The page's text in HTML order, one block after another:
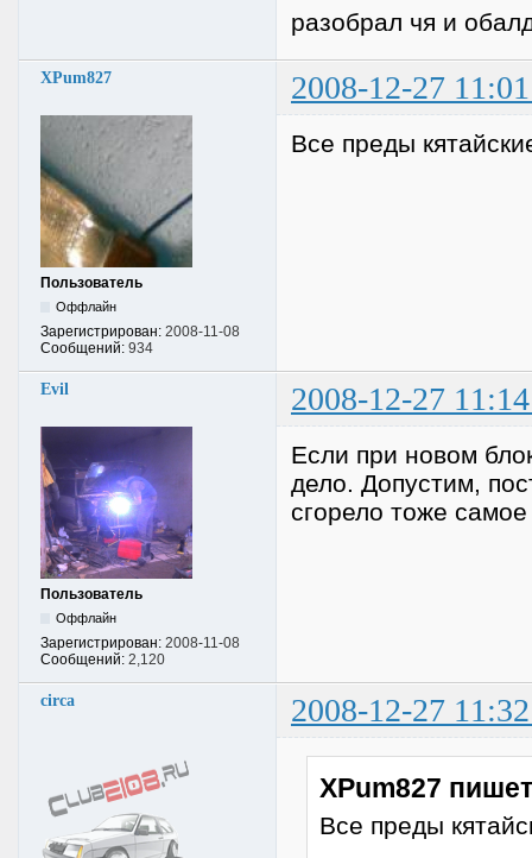
разобрал чя и
XPum827 2008-12-27
Пользователь
Оффлайн
Зарегистрирован: 2008-11-08
Сообщений: 934
Все преды
Evil 2008-12-27
Пользователь
Оффлайн
Зарегистрирован: 2008-11-08
Сообщений: 2,120
Если при новом
дело. Допустим,
сгорело тоже
circa 2008-12-27
XPum827
Все преды